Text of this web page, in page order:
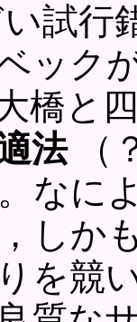
試行
ック
橋と
法（
なに
しか
を競